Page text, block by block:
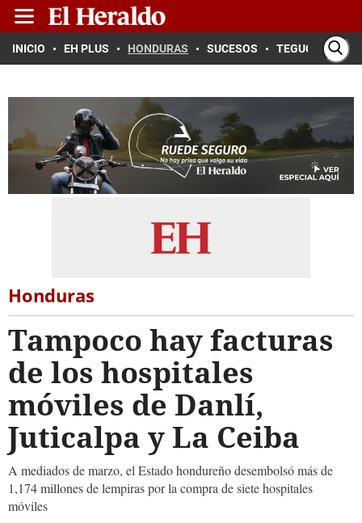
INICIO EH PLUS HONDURAS SUCESOS TEGUCIGALPA
Honduras
Tampoco hay facturas
de los hospitales
móviles de Danlí,
Juticalpa y La Ceiba
A mediados de marzo, el Estado hondureño desembolsó más de
1,174 millones de lempiras por la compra de siete hospitales
móviles